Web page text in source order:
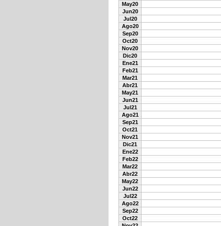
May20
Jun20
Jul20
Ago20
Sep20
Oct20
Nov20
Dic20
Ene21
Feb21
Mar21
Abr21
May21
Jun21
Jul21
Ago21
Sep21
Oct21
Nov21
Dic21
Ene22
Feb22
Mar22
Abr22
May22
Jun22
Jul22
Ago22
Sep22
Oct22